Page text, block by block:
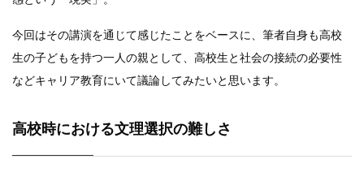
今回はその講演を通じて感じたことをベースに、筆者自身も高校
生の子どもを持つ一人の親として、高校生と社会の接続の必要性
などキャリア教育にいて議論してみたいと思います。
高校時における文理選択の難しさ